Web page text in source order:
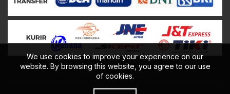
We use cookies to improve your experience on our
website. By browsing this website, you agree to our use
of cookies.